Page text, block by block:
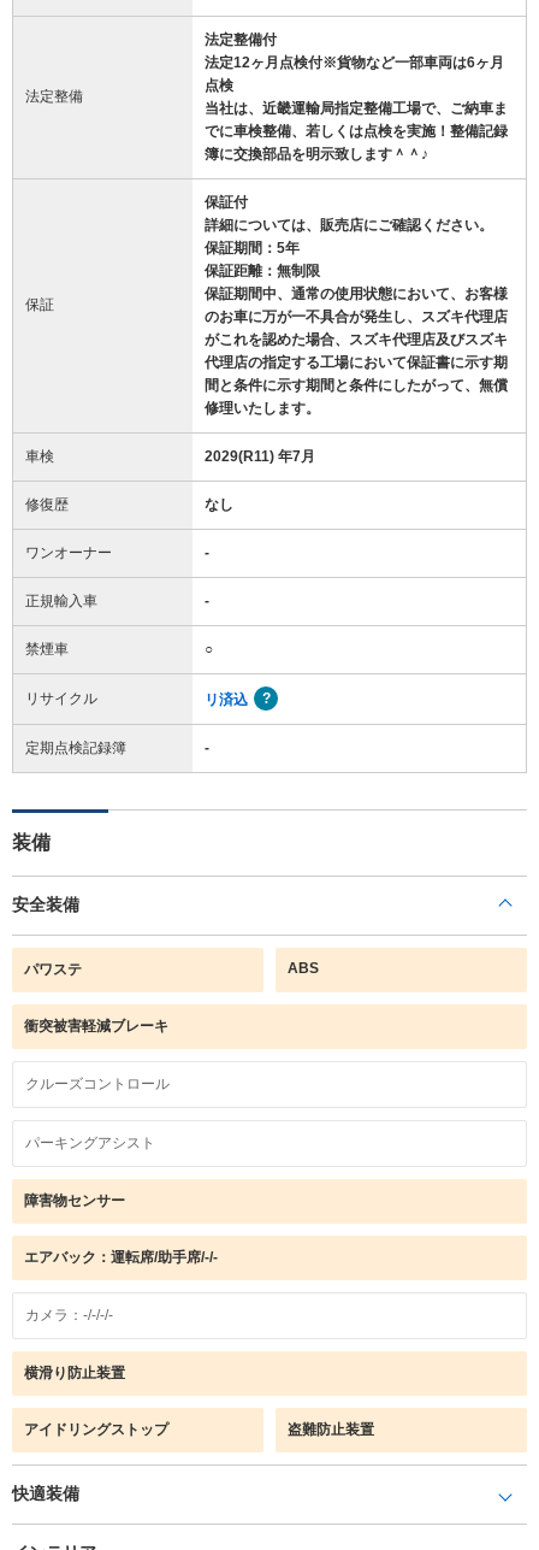
法定整備
法定整備付
法定12ヶ月点検付※貨物など一部車両は6ヶ月
点検
当社は、近畿運輸局指定整備工場で、ご納車ま
でに車検整備、若しくは点検を実施！整備記録
簿に交換部品を明示致します＾＾♪
保証
保証付
詳細については、販売店にご確認ください。
保証期間：5年
保証距離：無制限
保証期間中、通常の使用状態において、お客様
のお車に万が一不具合が発生し、スズキ代理店
がこれを認めた場合、スズキ代理店及びスズキ
代理店の指定する工場において保証書に示す期
間と条件に示す期間と条件にしたがって、無償
修理いたします。
車検 2029(R11) 年7月
修復歴 なし
ワンオーナー -
正規輸入車 -
禁煙車 ○
リサイクル リ済込
定期点検記録簿 -
装備
安全装備
パワステ ABS
衝突被害軽減ブレーキ
クルーズコントロール
パーキングアシスト
障害物センサー
エアバック：運転席/助手席/-/-
カメラ：-/-/-/-
横滑り防止装置
アイドリングストップ 盗難防止装置
快適装備